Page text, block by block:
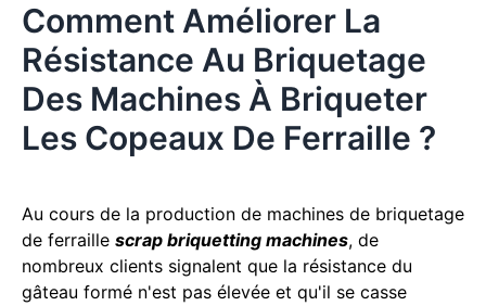
Comment Améliorer La
Résistance Au Briquetage
Des Machines À Briqueter
Les Copeaux De Ferraille ?
Au cours de la production de machines de briquetage
de ferraille scrap briquetting machines, de
nombreux clients signalent que la résistance du
gâteau formé n'est pas élevée et qu'il se casse